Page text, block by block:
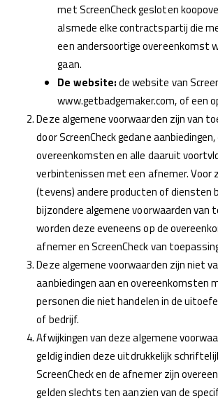
met ScreenCheck gesloten
alsmede elke contractspartij die
een andersoortige overeenkomst
gaan.
De website:de website van
www.getbadgemaker.com, of een
Deze algemene voorwaarden zijn van
door ScreenCheck gedane
overeenkomsten en alle daaruit
verbintenissen met een afnemer. Voor
(tevens) andere producten of diensten
bijzondere algemene voorwaarden van
worden deze eveneens op de
afnemer en ScreenCheck van
Deze algemene voorwaarden zijn niet
aanbiedingen aan en overeenkomsten
personen die niet handelen in de
of bedrijf.
Afwijkingen van deze algemene
geldig indien deze uitdrukkelijk
ScreenCheck en de afnemer zijn
gelden slechts ten aanzien van de